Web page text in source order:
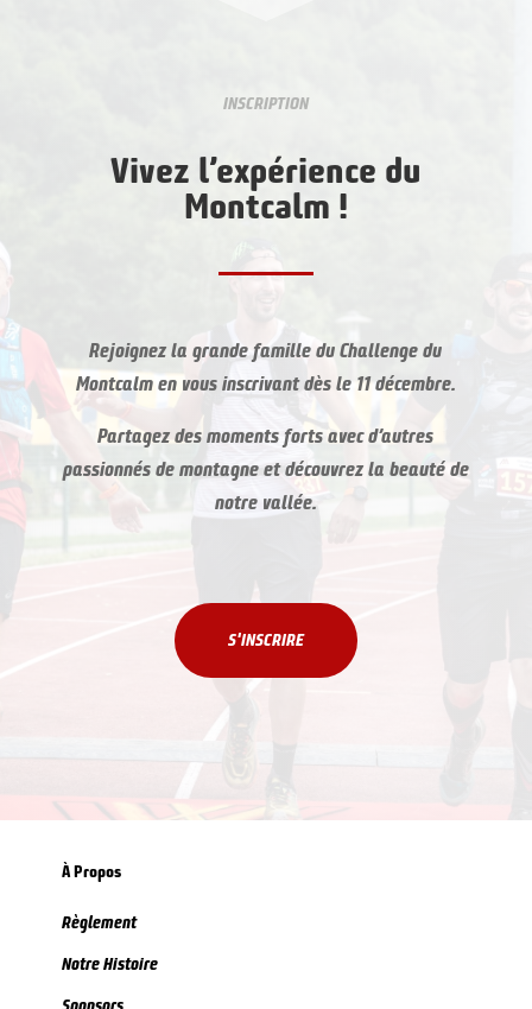
INSCRIPTION
Vivez l’expérience du
Montcalm !
Rejoignez la grande famille du Challenge du
Montcalm en vous inscrivant dès le 11 décembre.
Partagez des moments forts avec d’autres
passionnés de montagne et découvrez la beauté de
notre vallée.
S'INSCRIRE
À Propos
Règlement
Notre Histoire